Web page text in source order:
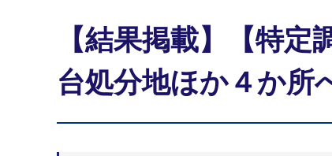
【結果掲載】【特
台処分地ほか４か所